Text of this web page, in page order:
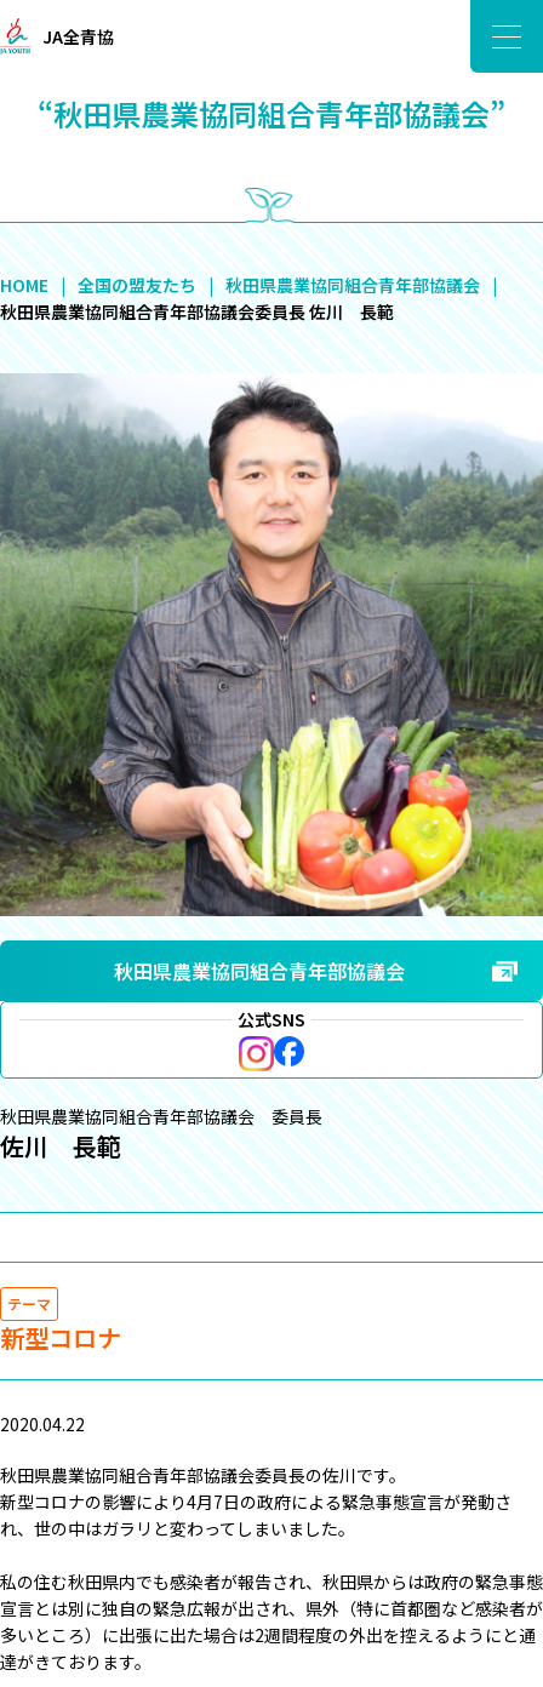
JA全青協
“秋田県農業協同組合青年部協議会”
HOME 全国の盟友たち
秋田県農業協同組合青年部協議会
秋田県農業協同組合青年部協議会委員長 佐川 長範
秋田県農業協同組合青年部協議会
公式SNS
秋田県農業協同組合青年部協議会 委員長
佐川 長範
テーマ
新型コロナ
2020.04.22
秋田県農業協同組合青年部協議会委員長の佐川です。
新型コロナの影響により4月7日の政府による緊急事態宣言が発動さ
れ、世の中はガラリと変わってしまいました。
私の住む秋田県内でも感染者が報告され、秋田県からは政府の緊急事態
宣言とは別に独自の緊急広報が出され、県外（特に首都圏など感染者が
多いところ）に出張に出た場合は2週間程度の外出を控えるようにと通
達がきております。